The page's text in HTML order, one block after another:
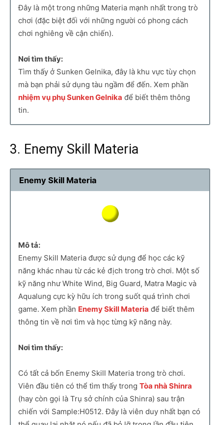
Đây là một trong những Materia mạnh nhất trong trò
chơi (đặc biệt đối với những người có phong cách
chơi nghiêng về cận chiến).
Nơi tìm thấy:
Tìm thấy ở Sunken Gelnika, đây là khu vực tùy chọn
mà bạn phải sử dụng tàu ngầm để đến. Xem phần
nhiệm vụ phụ Sunken Gelnika để biết thêm thông
tin.
3. Enemy Skill Materia
Enemy Skill Materia
Mô tả:
Enemy Skill Materia được sử dụng để học các kỹ
năng khác nhau từ các kẻ địch trong trò chơi. Một số
kỹ năng như White Wind, Big Guard, Matra Magic và
Aqualung cực kỳ hữu ích trong suốt quá trình chơi
game. Xem phần Enemy Skill Materia để biết thêm
thông tin về nơi tìm và học từng kỹ năng này.
Nơi tìm thấy:
Có tất cả bốn Enemy Skill Materia trong trò chơi.
Viên đầu tiên có thể tìm thấy trong Tòa nhà Shinra
(hay còn gọi là Trụ sở chính của Shinra) sau trận
chiến với Sample:H0512. Đây là viên duy nhất bạn có